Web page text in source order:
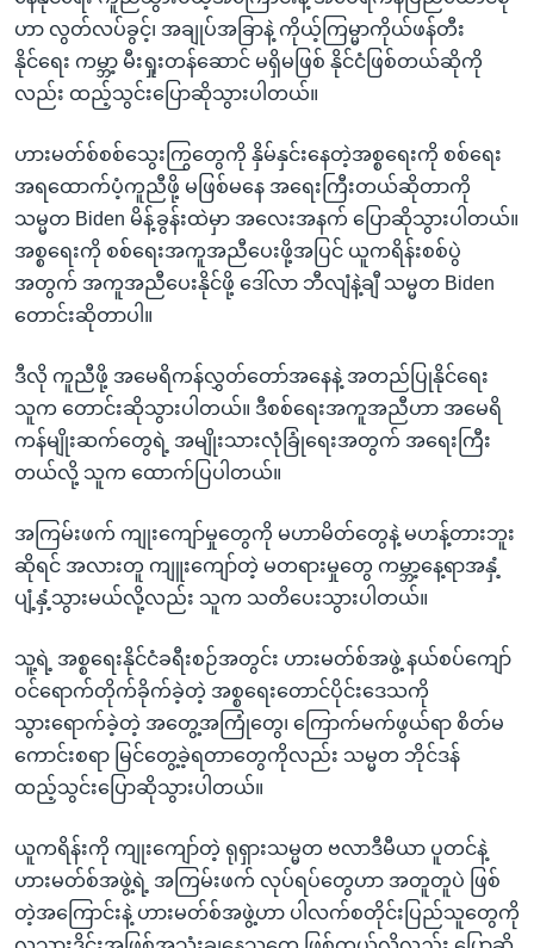
ဟာ လွတ်လပ်ခွင့်၊ အချုပ်အခြာနဲ့ ကိုယ့်ကြမ္မာကိုယ်ဖန်တီး
နိုင်‌ရေး ကမ္ဘာ့ မီးရှုးတန်ဆောင် မရှိမဖြစ် နိုင်ငံဖြစ်တယ်ဆိုကို
လည်း ထည့်သွင်းပြောဆိုသွားပါတယ်။
ဟားမတ်စ်စစ်သွေးကြွတွေကို နှိမ်နှင်းနေတဲ့အစ္စရေးကို စစ်ရေး
အရထောက်ပံ့ကူညီဖို့ မဖြစ်မနေ အရေးကြီးတယ်ဆိုတာကို
သမ္မတ Biden မိန့်ခွန်းထဲမှာ အလေးအနက် ပြောဆိုသွားပါတယ်။
အစ္စရေးကို စစ်ရေးအကူအညီပေးဖို့အပြင် ယူကရိန်းစစ်ပွဲ
အတွက် အကူအညီပေးနိုင်ဖို့ ဒေါ်လာ ဘီလျံနဲ့ချီ သမ္မတ Biden
တောင်းဆိုတာပါ။
ဒီလို ကူညီဖို့ အမေရိကန်လွှတ်တော်အနေနဲ့ အတည်ပြုနိုင်ရေး
သူက တောင်းဆိုသွားပါတယ်။ ဒီစစ်ရေးအကူအညီဟာ အမေရိ
ကန်မျိုးဆက်တွေရဲ့ အမျိုးသားလုံခြုံရေးအတွက် အရေးကြီး
တယ်လို့ သူက ထောက်ပြပါတယ်။
အကြမ်းဖက် ကျုးကျော်မှုတွေကို မဟာမိတ်တွေနဲ့ မဟန့်တားဘူး
ဆိုရင် အလားတူ ကျူးကျော်တဲ့ မတရားမှုတွေ ကမ္ဘာ့နေ့ရာအနှံ့
ပျံ့နှံ့သွားမယ်လို့လည်း သူက သတိပေးသွားပါတယ်။
သူ့ရဲ့ အစ္စရေးနိုင်ငံခရီးစဉ်အတွင်း ဟားမတ်စ်အဖွဲ့ နယ်စပ်ကျော်
ဝင်ရောက်တိုက်ခိုက်ခဲ့တဲ့ အစ္စရေးတောင်ပိုင်းဒေသကို
သွားရောက်ခဲ့တဲ့ အတွေ့အကြုံတွေ၊ ကြောက်မက်ဖွယ်ရာ စိတ်မ
ကောင်းစရာ မြင်တွေ့ခဲ့ရတာတွေကိုလည်း သမ္မတ ဘိုင်ဒန်
ထည့်သွင်းပြောဆိုသွားပါတယ်။
ယူကရိန်းကို ကျုးကျော်တဲ့ ရုရှားသမ္မတ ဗလာဒီမီယာ ပူတင်နဲ့
ဟားမတ်စ်အဖွဲ့ရဲ့ အကြမ်းဖက် လုပ်ရပ်တွေဟာ အတူတူပဲ ဖြစ်
တဲ့အကြောင်းနဲ့ ဟားမတ်စ်အဖွဲ့ဟာ ပါလက်စတိုင်းပြည်သူတွေကို